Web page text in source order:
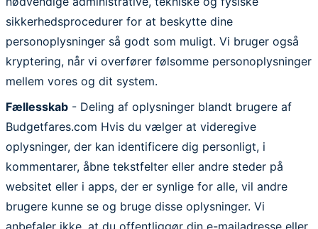
sikkerhedsprocedurer for at beskytte dine
personoplysninger så godt som muligt. Vi bruger også
kryptering, når vi overfører følsomme personoplysninger
mellem vores og dit system.
Fællesskab - Deling af oplysninger blandt brugere af
Budgetfares.com Hvis du vælger at videregive
oplysninger, der kan identificere dig personligt, i
kommentarer, åbne tekstfelter eller andre steder på
websitet eller i apps, der er synlige for alle, vil andre
brugere kunne se og bruge disse oplysninger. Vi
anbefaler ikke, at du offentliggør din e-mailadresse eller